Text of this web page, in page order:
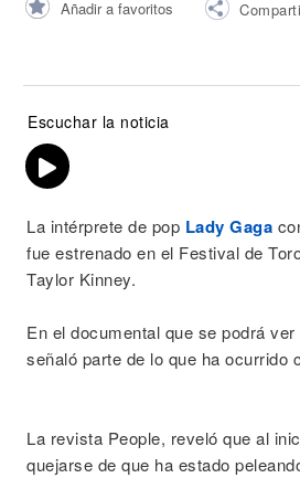
Añadir a favoritos
Escuchar la noticia
La intérprete de pop Lady Gaga
fue estrenado en el Festival de
Taylor Kinney.
En el documental que se podrá
señaló parte de lo que ha ocurrido
La revista People, reveló que al
quejarse de que ha estado